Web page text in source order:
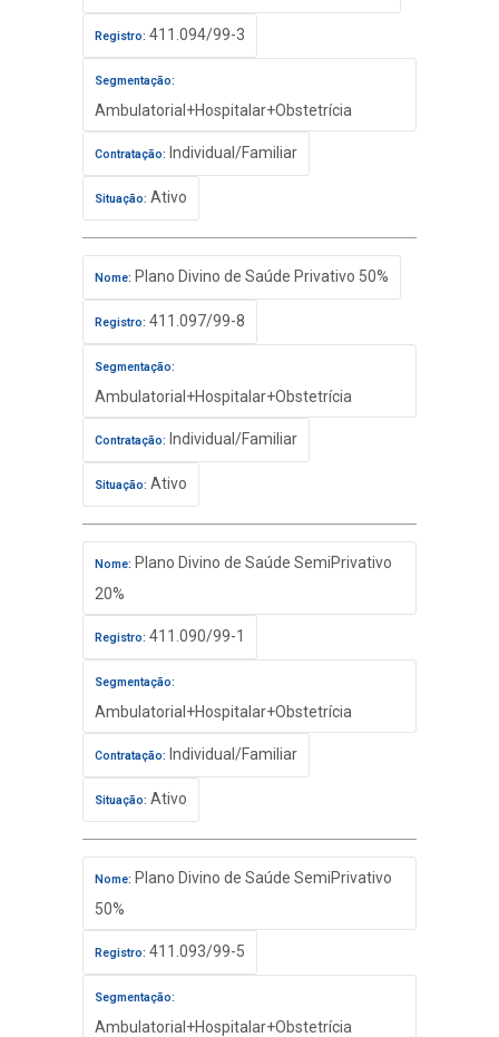
Registro: 411.094/99-3
Segmentação:
Ambulatorial+Hospitalar+Obstetrícia
Contratação: Individual/Familiar
Situação: Ativo
Nome: Plano Divino de Saúde Privativo 50%
Registro: 411.097/99-8
Segmentação:
Ambulatorial+Hospitalar+Obstetrícia
Contratação: Individual/Familiar
Situação: Ativo
Nome: Plano Divino de Saúde SemiPrivativo
20%
Registro: 411.090/99-1
Segmentação:
Ambulatorial+Hospitalar+Obstetrícia
Contratação: Individual/Familiar
Situação: Ativo
Nome: Plano Divino de Saúde SemiPrivativo
50%
Registro: 411.093/99-5
Segmentação:
Ambulatorial+Hospitalar+Obstetrícia